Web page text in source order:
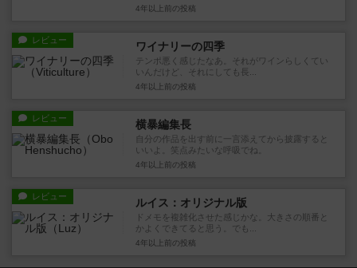
4年以上前 の投稿
レビュー ワイナリーの四季
テンポ悪く感じたなあ。それがワインらしくてい
いんだけど、それにしても長...
4年以上前 の投稿
レビュー 横暴編集長
自分の作品を出す前に一言添えてから披露すると
いいよ。笑点みたいな呼吸でね。
4年以上前 の投稿
レビュー ルイス：オリジナル版
ドメモを複雑化させた感じかな。大きさの順番と
かよくできてると思う。でも...
4年以上前 の投稿